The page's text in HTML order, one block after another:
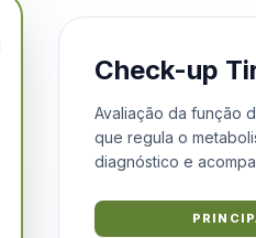
Check-up
Avaliação da função
que regula o
diagnóstico e